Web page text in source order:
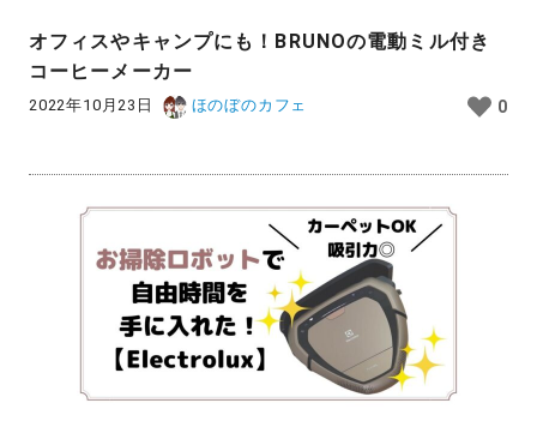
オフィスやキャンプにも！BRUNOの電動ミル付き
コーヒーメーカー
2022年10月23日 ほのぼのカフェ 0